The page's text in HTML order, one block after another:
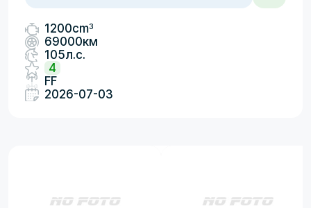
1200cm3
69000км
105л.с.
4
FF
2026-07-03